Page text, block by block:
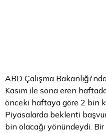
ABD Çalışma
Kasım ile sona eren
önceki haftaya göre 2 bin
Piyasalarda beklenti
bin olacağı yönündeydi.